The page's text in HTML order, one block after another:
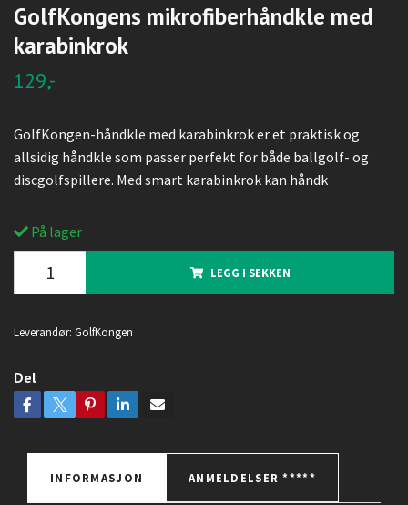
GolfKongens mikrofiberhåndkle med
karabinkrok
129,-
GolfKongen-håndkle med karabinkrok er et praktisk og
allsidig håndkle som passer perfekt for både ballgolf- og
discgolfspillere. Med smart karabinkrok kan håndk
På lager
LEGG I SEKKEN
Leverandør: GolfKongen
Del
INFORMASJON ANMELDELSER *****